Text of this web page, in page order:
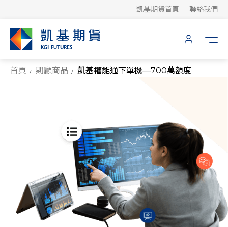
凱基期貨首頁 聯絡我們
首頁 期顧商品 凱基權能通下單機—700萬額度